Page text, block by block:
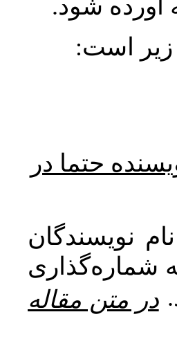
آورده شود.
زیر است:
حتما در
نویسندگان
شماره‌گذاری
در متن مقاله